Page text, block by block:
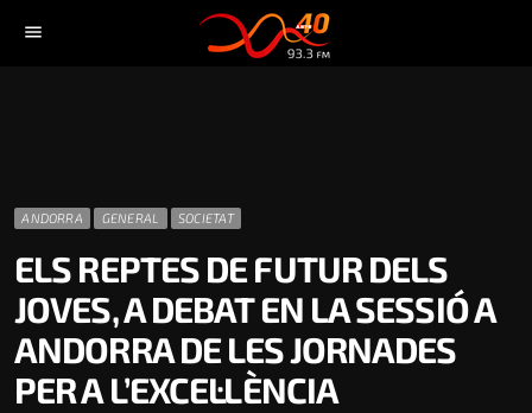
menu
ANDORRA GENERAL SOCIETAT
ELS REPTES DE FUTUR DELS
JOVES, A DEBAT EN LA SESSIÓ A
ANDORRA DE LES JORNADES
PER A L’EXCEL·LÈNCIA